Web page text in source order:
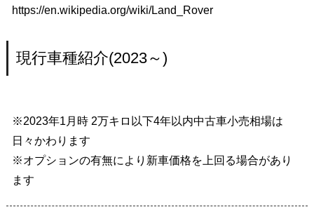
https://en.wikipedia.org/wiki/Land_Rover
現行車種紹介(2023～)
※2023年1月時 2万キロ以下4年以内中古車小売相場は
日々かわります
※オプションの有無により新車価格を上回る場合があり
ます